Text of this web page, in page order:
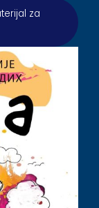
za